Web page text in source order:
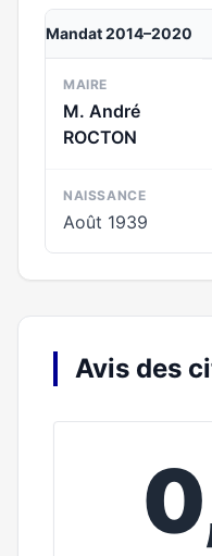
Mandat 2014–2020
MAIRE
M. André
ROCTON
NAISSANCE
Août 1939
Avis des